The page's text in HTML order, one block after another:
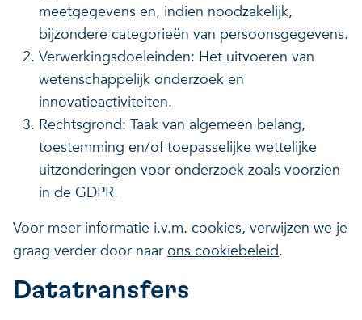
meetgegevens en, indien noodzakelijk,
bijzondere categorieën van persoonsgegevens.
Verwerkingsdoeleinden: Het uitvoeren van
wetenschappelijk onderzoek en
innovatieactiviteiten.
Rechtsgrond: Taak van algemeen belang,
toestemming en/of toepasselijke wettelijke
uitzonderingen voor onderzoek zoals voorzien
in de GDPR.
Voor meer informatie i.v.m. cookies, verwijzen we je
graag verder door naar ons cookiebeleid.
Datatransfers